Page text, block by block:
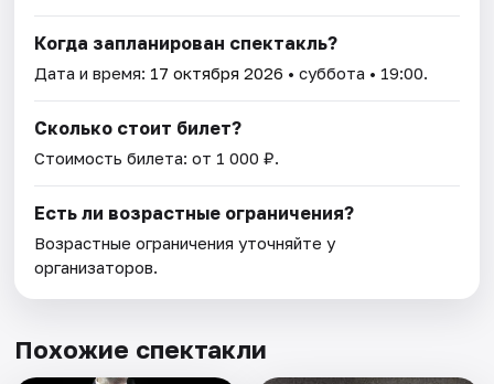
Когда запланирован спектакль?
Дата и время: 17 октября 2026 • суббота • 19:00.
Сколько стоит билет?
Стоимость билета: от 1 000 ₽.
Есть ли возрастные ограничения?
Возрастные ограничения уточняйте у
организаторов.
Похожие спектакли